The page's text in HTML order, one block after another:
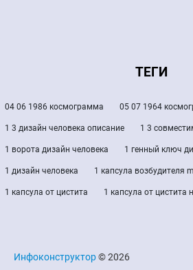
ТЕГИ
04 06 1986 космограмма 05 07 1964
1 3 дизайн человека описание 1 3
1 ворота дизайн человека 1 генный ключ
1 дизайн человека 1 капсула возбудителя
1 капсула от цистита 1 капсула от цистита
Инфоконструктор© 2026